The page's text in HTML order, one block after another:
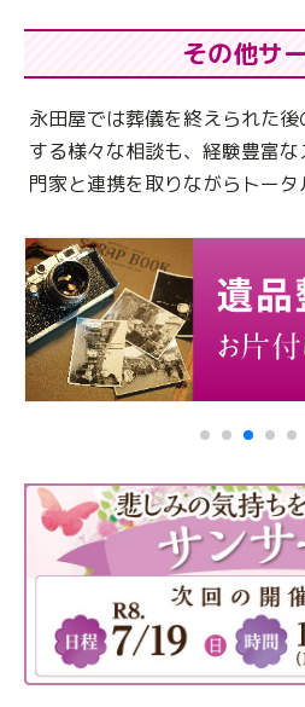
その他サ
永田屋では葬儀を終えられた
する様々な相談も、 経験豊富
門家と連携を取りながらトータ